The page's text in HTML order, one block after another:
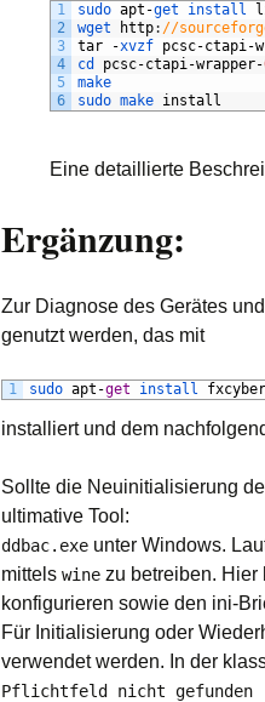
1
2
3
4
5
6
sudo apt -get install
wget
http: //
tar
-xvzf pcsc-ctapi-
cd pcsc-ctapi-wrapper-
make
sudo make install
Eine detaillierte
Ergänzung:
Zur Diagnose des Gerätes
genutzt werden, das mit
1 sudo apt -get install
installiert und dem
Sollte die Neuinitialisierung
ultimative Tool:
ddbac.exe unter Windows.
mittels wine zu betreiben. Hier
konfigurieren sowie den ini-
Für Initialisierung oder
verwendet werden. In der
Pflichtfeld nicht gefunden